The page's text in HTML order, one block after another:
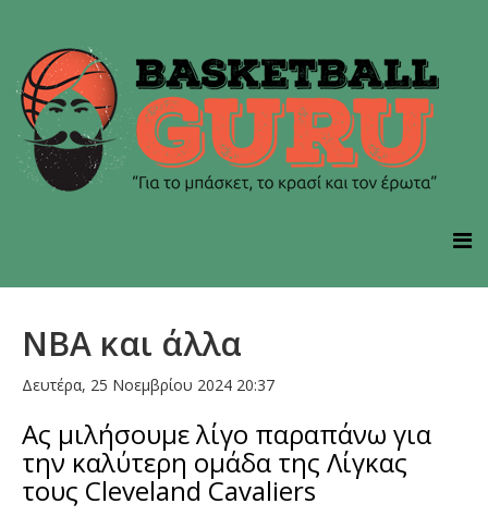
NBA και άλλα
Δευτέρα, 25 Νοεμβρίου 2024 20:37
Ας μιλήσουμε λίγο παραπάνω για
την καλύτερη ομάδα της Λίγκας
τους Cleveland Cavaliers